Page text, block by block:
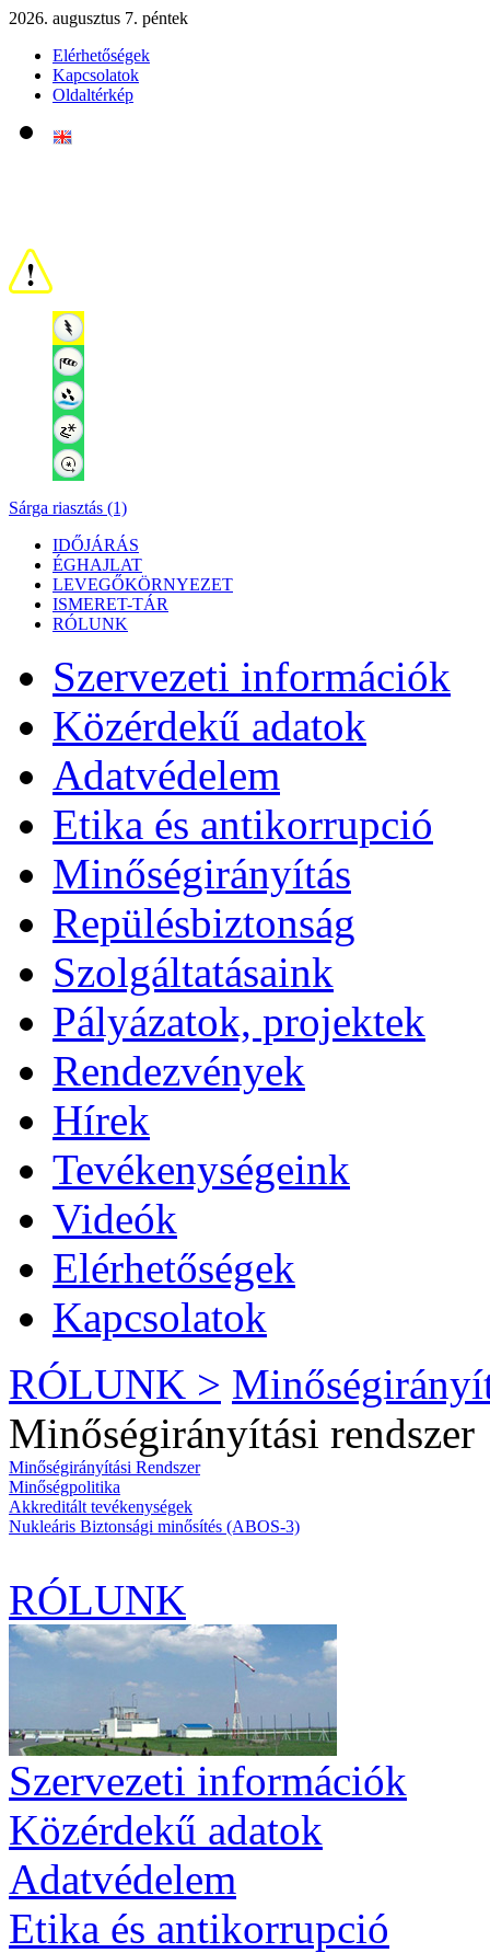
2026. augusztus 7. péntek
Elérhetőségek
Kapcsolatok
Oldaltérkép
Sárga riasztás (1)
IDŐJÁRÁS
ÉGHAJLAT
LEVEGŐKÖRNYEZET
ISMERET-TÁR
RÓLUNK
Szervezeti információk
Közérdekű adatok
Adatvédelem
Etika és antikorrupció
Minőségirányítás
Repülésbiztonság
Szolgáltatásaink
Pályázatok, projektek
Rendezvények
Hírek
Tevékenységeink
Videók
Elérhetőségek
Kapcsolatok
RÓLUNK >
Minőségirányítási rendszer
Minőségirányítási Rendszer
Minőségpolitika
Akkreditált tevékenységek
Nukleáris Biztonsági minősítés (ABOS-3)
RÓLUNK
Szervezeti információk
Közérdekű adatok
Adatvédelem
Etika és antikorrupció